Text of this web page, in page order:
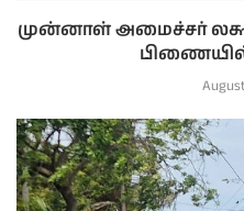
முன்னாள் அமைச்சர்